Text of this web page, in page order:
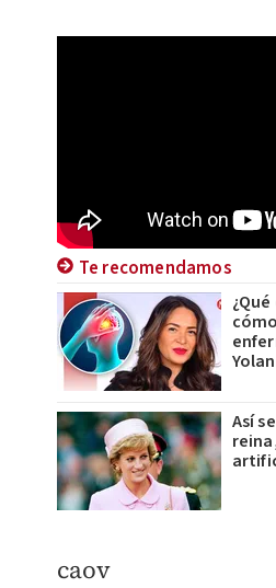
Te recomendamos
¿Qué
Así
caov